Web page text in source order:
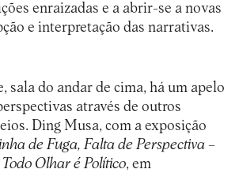
enraizadas e a abrir-se a novas
e interpretação das narrativas.
sala do andar de cima, há um apelo
através de outros
Ding Musa, com a exposição
de Fuga, Falta de Perspectiva –
Olhar é Político, em